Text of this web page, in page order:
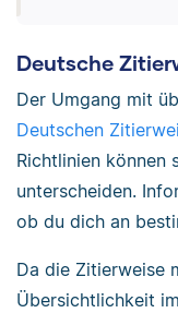
Deutsche
Der Umgang mit
Deutschen
Richtlinien können
unterscheiden.
ob du dich an
Da die Zitierweise
Übersichtlichkeit